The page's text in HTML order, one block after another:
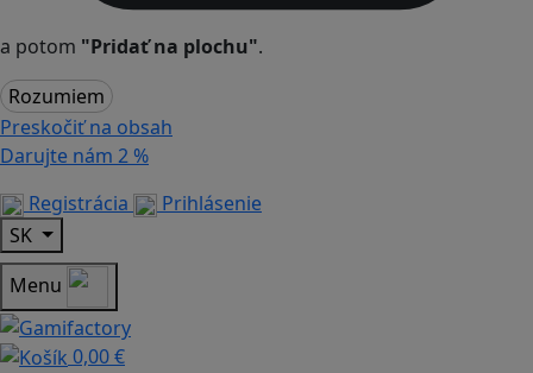
a potom "Pridať na plochu".
Rozumiem
Preskočiť na obsah
Darujte nám 2 %
Registrácia
Prihlásenie
SK
Menu
0,00 €